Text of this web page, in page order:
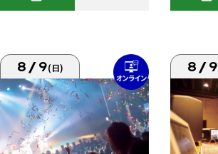
8/9(日) 8/9